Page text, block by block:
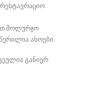
მოლურჯო
ასოები.
განიერ